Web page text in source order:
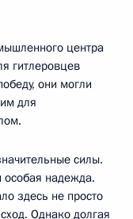
центра
гитлеровцев
они могли
для
силы.
особая надежда.
здесь не просто
Однако долгая